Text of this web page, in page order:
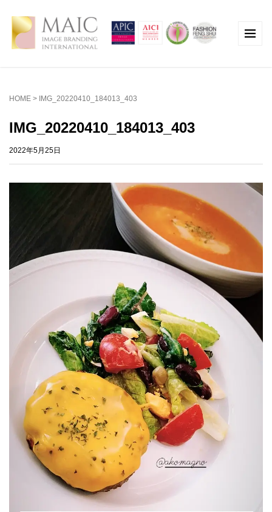
HOME > IMG_20220410_184013_403
IMG_20220410_184013_403
2022年5月25日